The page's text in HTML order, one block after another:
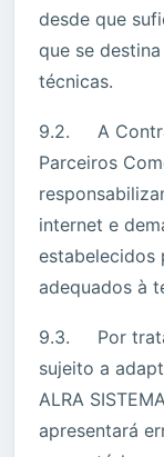
desde que
que se
técnicas.
9.2. A
Parceiros
internet e
estabelecidos
adequados à
9.3. Por
sujeito a
ALRA
apresentará